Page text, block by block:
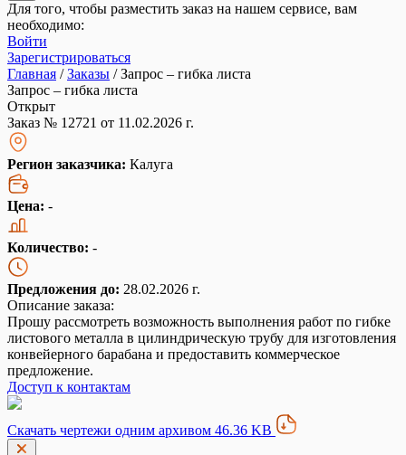
Для того, чтобы разместить заказ на нашем сервисе, вам
необходимо:
Войти
Зарегистрироваться
Главная /Заказы /Запрос – гибка листа
Запрос – гибка листа
Открыт
Заказ № 12721 от 11.02.2026 г.
Регион заказчика: Калуга
Цена: -
Количество: -
Предложения до: 28.02.2026 г.
Описание заказа:
Прошу рассмотреть возможность выполнения работ по гибке
листового металла в цилиндрическую трубу для изготовления
конвейерного барабана и предоставить коммерческое
предложение.
Доступ к контактам
Скачать чертежи одним архивом 46.36 KB